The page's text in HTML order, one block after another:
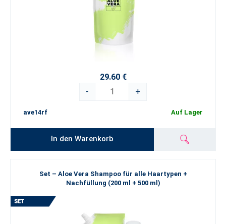
29.60 €
-
+
ave14rf Auf Lager
In den Warenkorb
Set – Aloe Vera Shampoo für alle Haartypen +
Nachfüllung (200 ml + 500 ml)